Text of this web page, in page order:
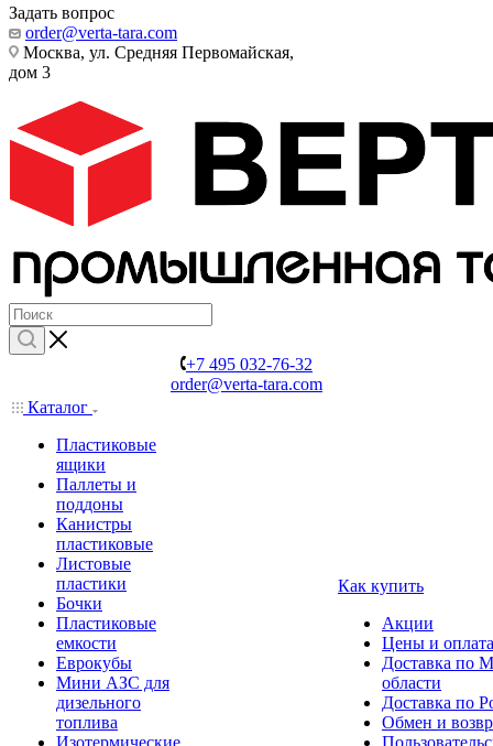
Задать вопрос
order@verta-tara.com
Москва, ул. Средняя Первомайская,
дом 3
+7 495 032-76-32
order@verta-tara.com
Каталог
Пластиковые
ящики
Паллеты и
поддоны
Канистры
пластиковые
Листовые
пластики
Бочки
Пластиковые
емкости
Еврокубы
Мини АЗС для
дизельного
топлива
Изотермические
Как купить
Акции
Цены и оплата
Доставка по
области
Доставка по
Обмен и